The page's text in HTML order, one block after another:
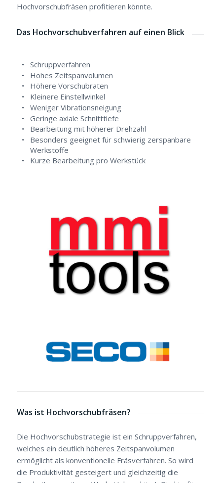
Hochvorschubfräsen profitieren könnte.
Das Hochvorschubverfahren auf einen Blick
Schruppverfahren
Hohes Zeitspanvolumen
Höhere Vorschubraten
Kleinere Einstellwinkel
Weniger Vibrationsneigung
Geringe axiale Schnitttiefe
Bearbeitung mit höherer Drehzahl
Besonders geeignet für schwierig zerspanbare
Werkstoffe
Kurze Bearbeitung pro Werkstück
Was ist Hochvorschubfräsen?
Die Hochvorschubstrategie ist ein Schruppverfahren,
welches ein deutlich höheres Zeitspanvolumen
ermöglicht als konventionelle Fräsverfahren. So wird
die Produktivität gesteigert und gleichzeitig die